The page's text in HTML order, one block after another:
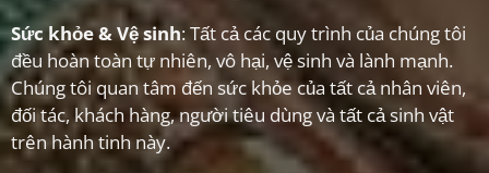
Sức khỏe & Vệ sinh: Tất cả các quy trình của chúng tôi
đều hoàn toàn tự nhiên, vô hại, vệ sinh và lành mạnh.
Chúng tôi quan tâm đến sức khỏe của tất cả nhân viên,
đối tác, khách hàng, người tiêu dùng và tất cả sinh vật
trên hành tinh này.